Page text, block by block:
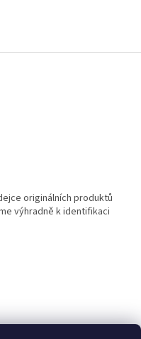
originálních produktů
výhradně k identifikaci